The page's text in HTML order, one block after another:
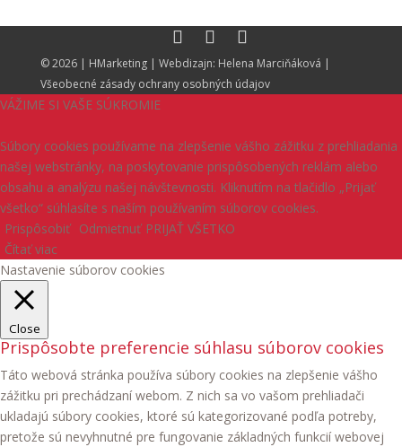
© 2026 | HMarketing| Webdizajn: Helena Marciňáková |
Všeobecné zásady ochrany osobných údajov
VÁŽIME SI VAŠE SÚKROMIE
Súbory cookies používame na zlepšenie vášho zážitku z prehliadania
našej webstránky, na poskytovanie prispôsobených reklám alebo
obsahu a analýzu našej návštevnosti. Kliknutím na tlačidlo „Prijať
všetko“ súhlasíte s naším používaním súborov cookies.
Prispôsobiť Odmietnuť PRIJAŤ VŠETKO
Čítať viac
Nastavenie súborov cookies
Close
Prispôsobte preferencie súhlasu súborov cookies
Táto webová stránka používa súbory cookies na zlepšenie vášho
zážitku pri prechádzaní webom. Z nich sa vo vašom prehliadači
ukladajú súbory cookies, ktoré sú kategorizované podľa potreby,
pretože sú nevyhnutné pre fungovanie základných funkcií webovej